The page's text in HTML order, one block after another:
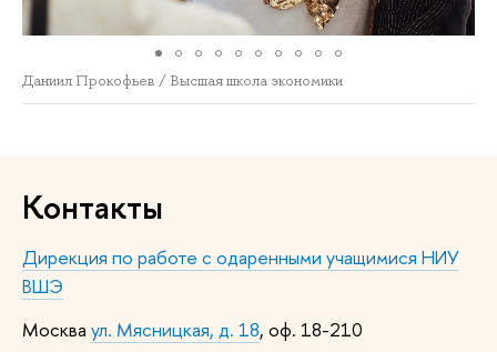
Даниил Прокофьев / Высшая школа экономики
Контакты
Дирекция по работе с одаренными учащимися НИУ
ВШЭ
Москва ул. Мясницкая, д. 18, оф. 18-210